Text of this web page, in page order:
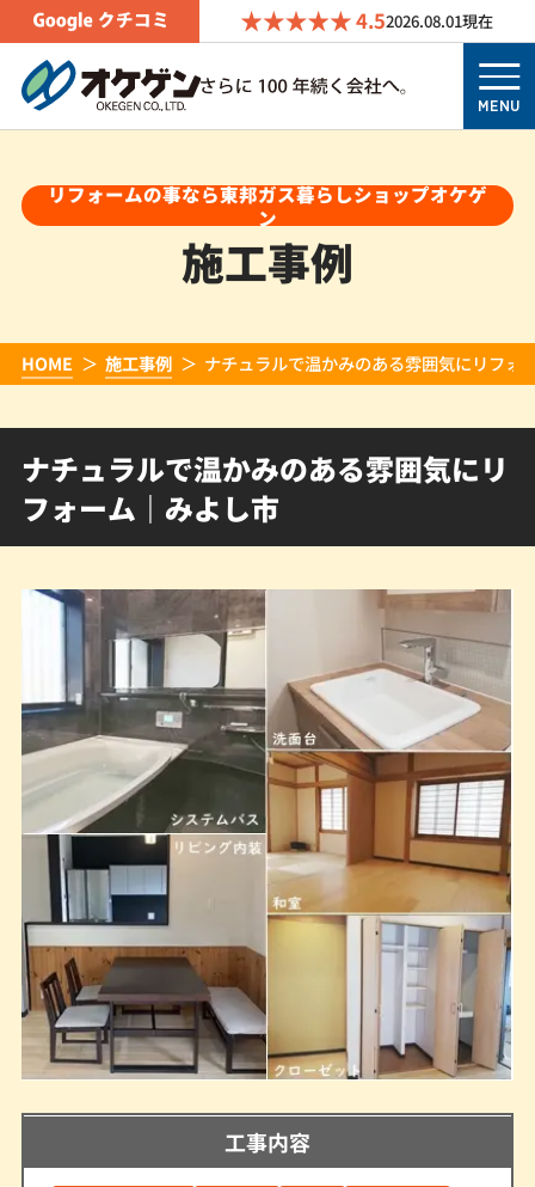
4.52026.08.01現在
MENU
リフォームの事なら東邦ガス暮らしショップオケゲ
ン
施工事例
HOME 施工事例 ナチュラルで温かみのある雰囲気にリフォ
ナチュラルで温かみのある雰囲気にリ
フォーム｜みよし市
工事内容